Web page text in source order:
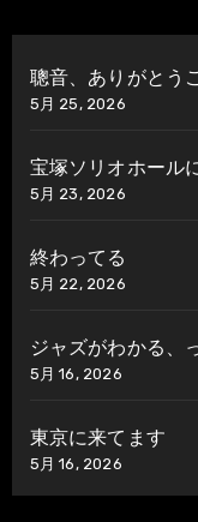
聰音、ありがとう
5月 25, 2026
宝塚ソリオホール
5月 23, 2026
終わってる
5月 22, 2026
ジャズがわかる、
5月 16, 2026
東京に来てます
5月 16, 2026